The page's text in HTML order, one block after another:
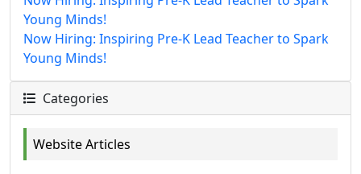
Young Minds!
Now Hiring: Inspiring Pre-K Lead Teacher to Spark
Young Minds!
Categories
Website Articles